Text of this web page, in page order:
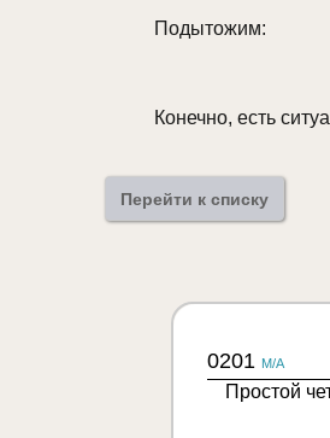
Подытожим:
Конечно, есть
Перейти к списку
0201 M/A
Простой